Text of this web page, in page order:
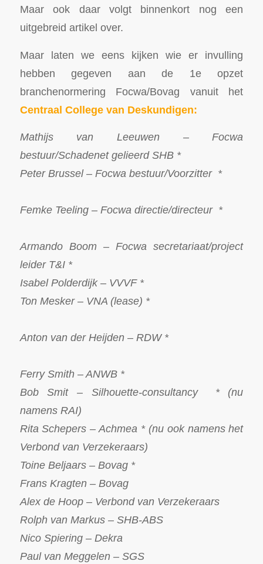
Maar ook daar volgt binnenkort nog een
uitgebreid artikel over.
Maar laten we eens kijken wie er invulling
hebben gegeven aan de 1e opzet
branchenormering Focwa/Bovag vanuit het
Centraal College van Deskundigen:
Mathijs van Leeuwen – Focwa
bestuur/Schadenet gelieerd SHB *
Peter Brussel – Focwa bestuur/Voorzitter *
Femke Teeling – Focwa directie/directeur *
Armando Boom – Focwa secretariaat/project
leider T&I *
Isabel Polderdijk – VVVF *
Ton Mesker – VNA (lease) *
Anton van der Heijden – RDW *
Ferry Smith – ANWB *
Bob Smit – Silhouette-consultancy * (nu
namens RAI)
Rita Schepers – Achmea * (nu ook namens het
Verbond van Verzekeraars)
Toine Beljaars – Bovag *
Frans Kragten – Bovag
Alex de Hoop – Verbond van Verzekeraars
Rolph van Markus – SHB-ABS
Nico Spiering – Dekra
Paul van Meggelen – SGS